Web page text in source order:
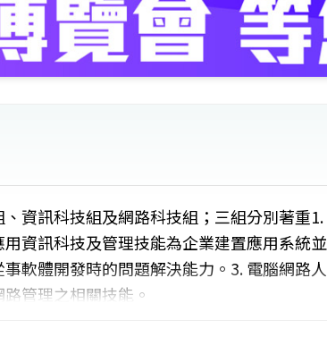
資訊科技組及網路科技組；三組分別著重1.
資訊科技及管理技能為企業建置應用系統並
軟體開發時的問題解決能力。3. 電腦網路人
管理之相關技能。